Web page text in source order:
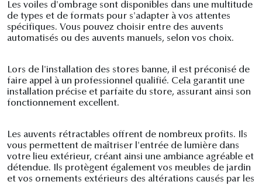
Les voiles d'ombrage sont disponibles dans une multitude
de types et de formats pour s'adapter à vos attentes
spécifiques. Vous pouvez choisir entre des auvents
automatisés ou des auvents manuels, selon vos choix.
Lors de l'installation des stores banne, il est préconisé de
faire appel à un professionnel qualifié. Cela garantit une
installation précise et parfaite du store, assurant ainsi son
fonctionnement excellent.
Les auvents rétractables offrent de nombreux profits. Ils
vous permettent de maîtriser l'entrée de lumière dans
votre lieu extérieur, créant ainsi une ambiance agréable et
détendue. Ils protègent également vos meubles de jardin
et vos ornements extérieurs des altérations causés par les